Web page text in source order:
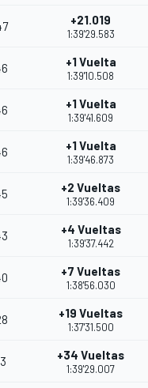
+21.019
1:39'29.583
+1 Vuelta
1:39'10.508
+1 Vuelta
1:39'41.609
+1 Vuelta
1:39'46.873
+2 Vueltas
1:39'36.409
+4 Vueltas
1:39'37.442
+7 Vueltas
1:38'56.030
+19 Vueltas
1:37'31.500
+34 Vueltas
1:39'29.007